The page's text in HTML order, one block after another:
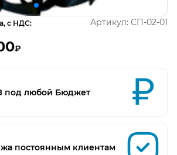
с НДС:
₽
Артикул: СП-02-01
под любой Бюджет
постоянным клиентам